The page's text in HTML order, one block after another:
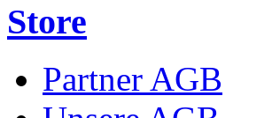
Store
Partner AGB